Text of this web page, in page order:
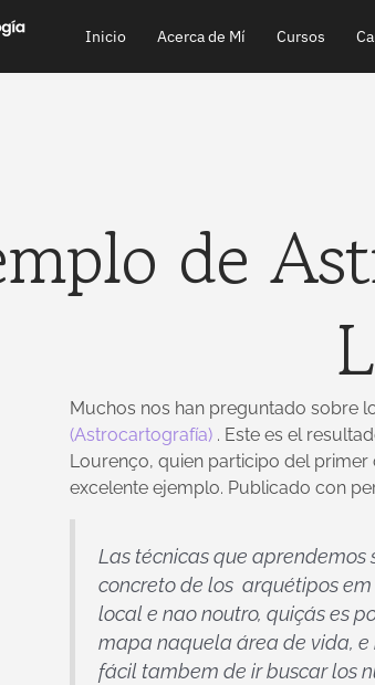
Inicio Acerca de Mí Cursos
de
Muchos nos han preguntado sobre
(Astrocartografía) . Este es el
Lourenço, quien participo del
excelente ejemplo. Publicado con
Las técnicas que
concreto de los arquétipos
local e nao noutro, quiçás es
mapa naquela área de vida, e
fácil tambem de ir buscar los